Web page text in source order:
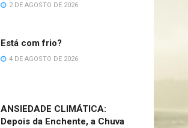
2 DE AGOSTO DE 2026
Está com frio?
4 DE AGOSTO DE 2026
ANSIEDADE CLIMÁTICA:
Depois da Enchente, a Chuva